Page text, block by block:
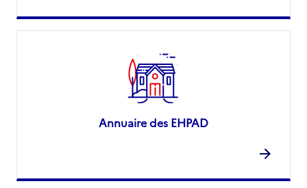
Annuaire des EHPAD